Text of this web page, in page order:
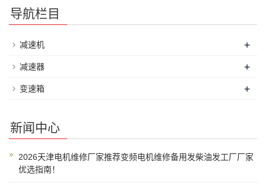
导航栏目
减速机 +
减速器 +
变速箱 +
新闻中心
2026天津电机维修厂家推荐变频电机维修备用发柴油发工厂厂家
优选指南！